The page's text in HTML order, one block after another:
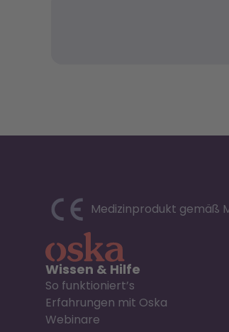
Medizinprodukt gemäß
Wissen & Hilfe
So funktioniert’s
Erfahrungen mit Oska
Webinare